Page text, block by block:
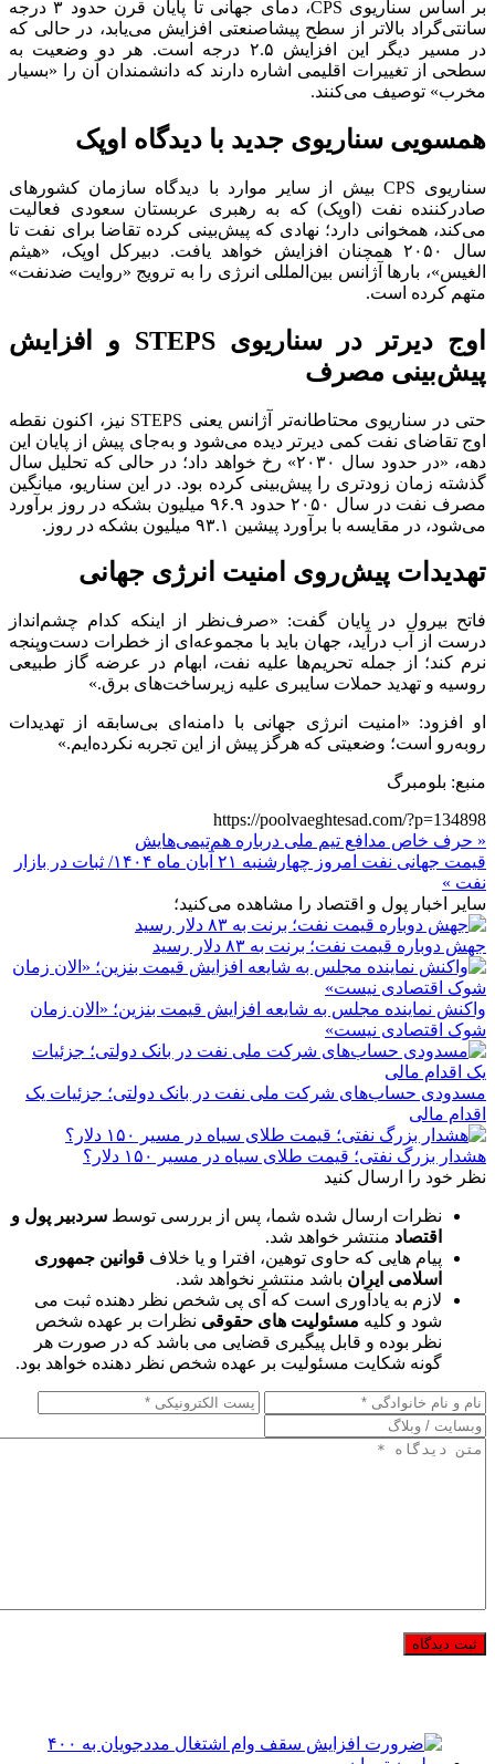
بر اساس سناریوی CPS، دمای جهانی تا پایان قرن حدود ۳ درجه
سانتی‌گراد بالاتر از سطح پیشاصنعتی افزایش می‌یابد، در حالی که
در مسیر دیگر این افزایش ۲.۵ درجه است. هر دو وضعیت به
سطحی از تغییرات اقلیمی اشاره دارند که دانشمندان آن را «بسیار
مخرب» توصیف می‌کنند.
همسویی سناریوی جدید با دیدگاه اوپک
سناریوی CPS بیش از سایر موارد با دیدگاه سازمان کشور‌های
صادرکننده نفت (اوپک) که به رهبری عربستان سعودی فعالیت
می‌کند، همخوانی دارد؛ نهادی که پیش‌بینی کرده تقاضا برای نفت تا
سال ۲۰۵۰ همچنان افزایش خواهد یافت. دبیرکل اوپک، «هیثم
الغیس»، بار‌ها آژانس بین‌المللی انرژی را به ترویج «روایت ضدنفت»
متهم کرده است.
اوج دیرتر در سناریوی STEPS و افزایش
پیش‌بینی مصرف
حتی در سناریوی محتاطانه‌تر آژانس یعنی STEPS نیز، اکنون نقطه
اوج تقاضای نفت کمی دیرتر دیده می‌شود و به‌جای پیش از پایان این
دهه، «در حدود سال ۲۰۳۰» رخ خواهد داد؛ در حالی که تحلیل سال
گذشته زمان زودتری را پیش‌بینی کرده بود. در این سناریو، میانگین
مصرف نفت در سال ۲۰۵۰ حدود ۹۶.۹ میلیون بشکه در روز برآورد
می‌شود، در مقایسه با برآورد پیشین ۹۳.۱ میلیون بشکه در روز.
تهدیدات پیش‌روی امنیت انرژی جهانی
فاتح بیرول در پایان گفت: «صرف‌نظر از اینکه کدام چشم‌انداز
درست از آب درآید، جهان باید با مجموعه‌ای از خطرات دست‌وپنجه
نرم کند؛ از جمله تحریم‌ها علیه نفت، ابهام در عرضه گاز طبیعی
روسیه و تهدید حملات سایبری علیه زیرساخت‌های برق.»
او افزود: «امنیت انرژی جهانی با دامنه‌ای بی‌سابقه از تهدیدات
روبه‌رو است؛ وضعیتی که هرگز پیش از این تجربه نکرده‌ایم.»
منبع: بلومبرگ
https://poolvaeghtesad.com/?p=134898
« حرف خاص مدافع تیم ملی درباره هم‌تیمی‌هایش
قیمت جهانی نفت امروز چهارشنبه ۲۱ آبان ماه ۱۴۰۴/ ثبات در بازار
نفت »
سایر اخبار پول و اقتصاد را مشاهده می‌کنید؛
جهش دوباره قیمت نفت؛ برنت به ۸۳ دلار رسید
واکنش نماینده مجلس به شایعه افزایش قیمت بنزین؛ «الان زمان
شوک اقتصادی نیست»
مسدودی حساب‌های شرکت ملی نفت در بانک دولتی؛ جزئیات یک
اقدام مالی
هشدار بزرگ نفتی؛ قیمت طلای سیاه در مسیر ۱۵۰ دلار؟
نظر خود را ارسال کنید
نظرات ارسال شده شما، پس از بررسی توسط سردبیر پول و
اقتصاد منتشر خواهد شد.
پیام هایی که حاوی توهین، افترا و یا خلاف قوانین جمهوری
اسلامی ایران باشد منتشر نخواهد شد.
لازم به یادآوری است که آی پی شخص نظر دهنده ثبت می
شود و کلیه مسئولیت های حقوقی نظرات بر عهده شخص
نظر بوده و قابل پیگیری قضایی می باشد که در صورت هر
گونه شکایت مسئولیت بر عهده شخص نظر دهنده خواهد بود.